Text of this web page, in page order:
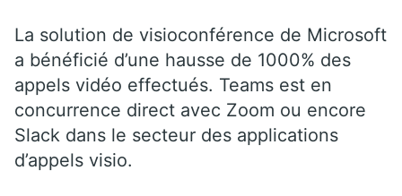
La solution de visioconférence de Microsoft
a bénéficié d’une hausse de 1000% des
appels vidéo effectués. Teams est en
concurrence direct avec Zoom ou encore
Slack dans le secteur des applications
d’appels visio.